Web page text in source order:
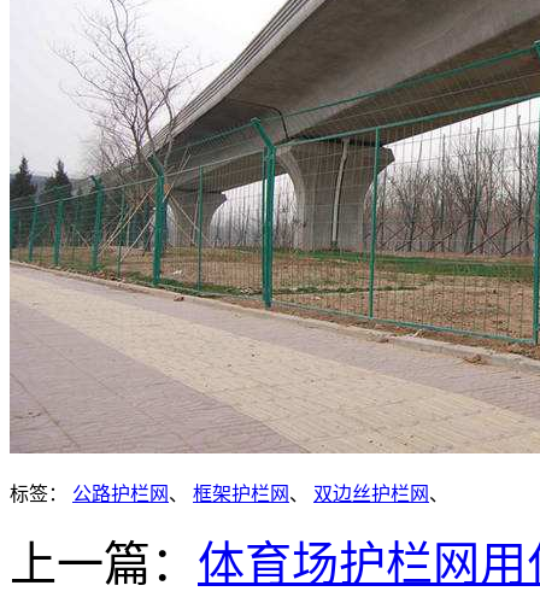
标签： 公路护栏网 、 框架护栏网 、 双边丝护栏网 、
上一篇： 体育场护栏网